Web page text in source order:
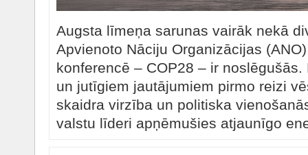
Augsta līmeņa sarunas vairāk nekā
Apvienoto Nāciju Organizācijas
konferencē – COP28 – ir
un jutīgiem jautājumiem pirmo reizi
skaidra virzība un politiska
valstu līderi apņēmušies atjaunīgo